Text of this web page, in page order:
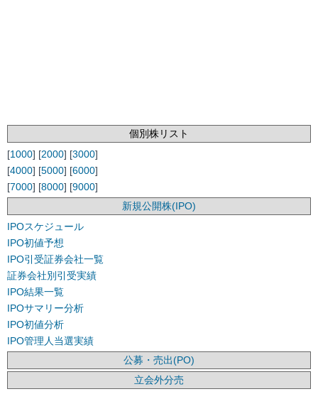
個別株リスト
[1000] [2000] [3000]
[4000] [5000] [6000]
[7000] [8000] [9000]
新規公開株(IPO)
IPOスケジュール
IPO初値予想
IPO引受証券会社一覧
証券会社別引受実績
IPO結果一覧
IPOサマリー分析
IPO初値分析
IPO管理人当選実績
公募・売出(PO)
立会外分売